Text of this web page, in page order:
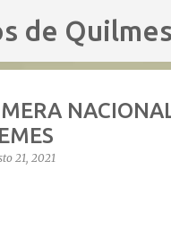
de Quilmes
21, 2021